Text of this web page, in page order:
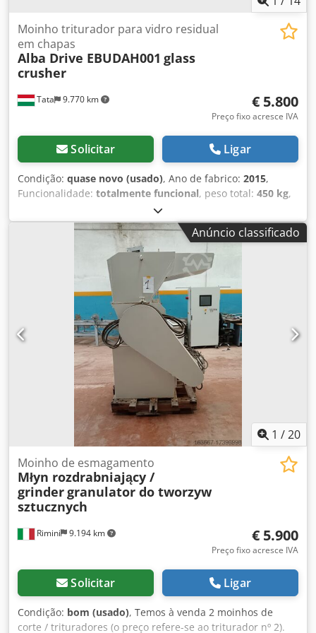
Tata 9.770 km
Moinho triturador para vidro residual
em chapas
Alba Drive EBUDAH001 glass
crusher
€ 5.800
Preço fixo acresce IVA
Solicitar Ligar
Condição: quase novo (usado), Ano de fabrico: 2015,
Funcionalidade: totalmente funcional, peso total: 450 kg,
Função da máquina: Os resíduos de vidro gerados durante
a produção podem ser cortados de forma segura e livre de
risco de acidente, sendo coletados nos contentores de
descarga posicionados embaixo – móveis por empilhador.
Dimensões da área de trabalho: Comprimento: 3500 mm
Altura: 1800 mm Largura: 3000 mm Necessidade elétrica:
2,7 kW Tensão de alimentação: 3x400 V Número de fases: 3
Os principais componentes da máquina: - Unidade de
britagem - Mesa de carregamento/basculante - Grade de
proteção passiva contra acidentes - Quadro elétrico com
seccionador principal - Tratamento de ar - Unidade de
controle Se necessitar de mais informações, estamos à
disposição! Ceded Nfb Uspfx Acweha Por favor, entre em
contato através do formulário ou ligue para nós!
Anúncio classificado
1 /20
Rimini 9.194 km
Moinho de esmagamento
Młyn rozdrabniający /
grindergranulator do tworzyw
sztucznych
€ 5.900
Preço fixo acresce IVA
Solicitar Ligar
Condição: bom (usado), Temos à venda 2 moinhos de
corte / trituradores (o preço refere-se ao triturador nº 2).